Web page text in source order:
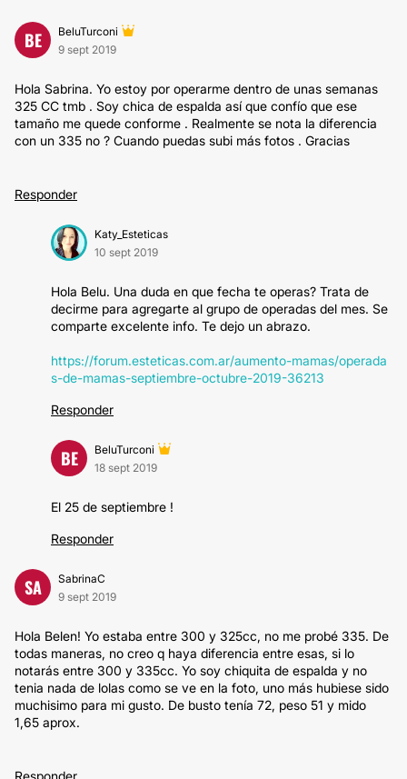
BE
BeluTurconi
9 sept 2019
Hola Sabrina. Yo estoy por operarme dentro de unas semanas
325 CC tmb . Soy chica de espalda así que confío que ese
tamaño me quede conforme . Realmente se nota la diferencia
con un 335 no ? Cuando puedas subi más fotos . Gracias
Responder
Katy_Esteticas
10 sept 2019
Hola Belu. Una duda en que fecha te operas? Trata de
decirme para agregarte al grupo de operadas del mes. Se
comparte excelente info. Te dejo un abrazo.
https://forum.esteticas.com.ar/aumento-mamas/operada
s-de-mamas-septiembre-octubre-2019-36213
Responder
BE
BeluTurconi
18 sept 2019
El 25 de septiembre !
Responder
SA
SabrinaC
9 sept 2019
Hola Belen! Yo estaba entre 300 y 325cc, no me probé 335. De
todas maneras, no creo q haya diferencia entre esas, si lo
notarás entre 300 y 335cc. Yo soy chiquita de espalda y no
tenia nada de lolas como se ve en la foto, uno más hubiese sido
muchisimo para mi gusto. De busto tenía 72, peso 51 y mido
1,65 aprox.
Responder